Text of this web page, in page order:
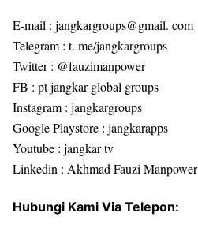
E-mail : jangkargroups@gmail. com
Telegram : t. me/jangkargroups
Twitter : @fauzimanpower
FB : pt jangkar global groups
Instagram : jangkargroups
Google Playstore : jangkarapps
Youtube : jangkar tv
Linkedin : Akhmad Fauzi Manpower
Hubungi Kami Via Telepon: